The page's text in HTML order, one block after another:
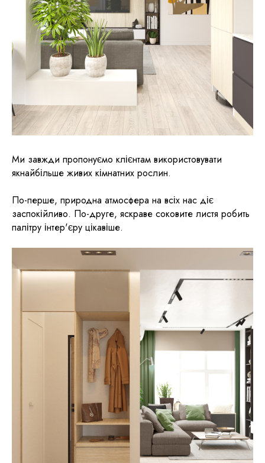
Ми завжди пропонуємо клієнтам використовувати
якнайбільше живих кімнатних рослин.
По-перше, природна атмосфера на всіх нас діє
заспокійливо. По-друге, яскраве соковите листя робить
палітру інтер'єру цікавіше.